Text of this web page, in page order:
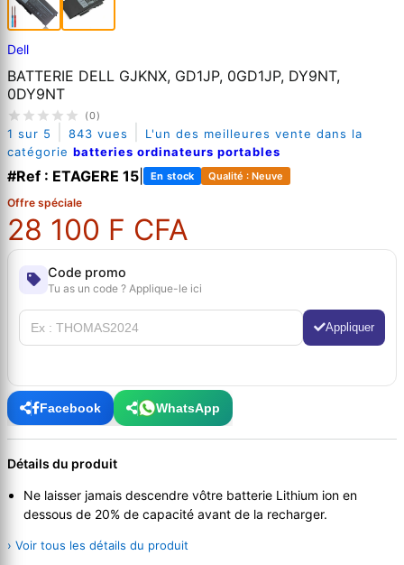
Dell
BATTERIE DELL GJKNX, GD1JP, 0GD1JP, DY9NT,
0DY9NT
(0)
1 sur 5 843 vues
L'un des meilleures vente dans la
catégorie batteries ordinateurs portables
#Ref : ETAGERE 15 En stock Qualité : Neuve
Offre spéciale
28 100 F CFA
Code promo
Tu as un code ? Applique-le ici
Appliquer
Facebook WhatsApp
Détails du produit
Ne laisser jamais descendre vôtre batterie Lithium ion en
dessous de 20% de capacité avant de la recharger.
› Voir tous les détails du produit